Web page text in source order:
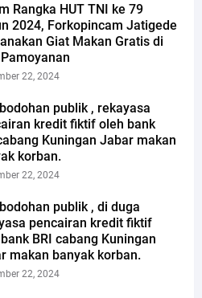
Rangka HUT TNI ke 79
2024, Forkopincam Jatigede
Giat Makan Gratis di
22, 2024
publik , rekayasa
kredit fiktif oleh bank
Kuningan Jabar makan
korban.
22, 2024
publik , di duga
pencairan kredit fiktif
BRI cabang Kuningan
makan banyak korban.
22, 2024